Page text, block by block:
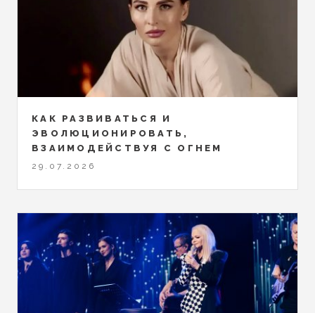
КАК РАЗВИВАТЬСЯ И
ЭВОЛЮЦИОНИРОВАТЬ,
ВЗАИМОДЕЙСТВУЯ С ОГНЕМ
29.07.2026